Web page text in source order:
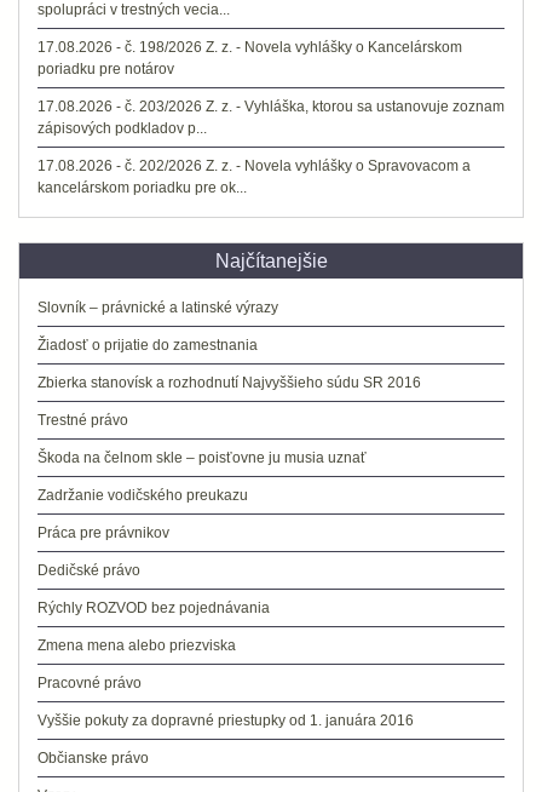
spolupráci v trestných vecia...
17.08.2026 - č. 198/2026 Z. z. - Novela vyhlášky o Kancelárskom
poriadku pre notárov
17.08.2026 - č. 203/2026 Z. z. - Vyhláška, ktorou sa ustanovuje zoznam
zápisových podkladov p...
17.08.2026 - č. 202/2026 Z. z. - Novela vyhlášky o Spravovacom a
kancelárskom poriadku pre ok...
Najčítanejšie
Slovník – právnické a latinské výrazy
Žiadosť o prijatie do zamestnania
Zbierka stanovísk a rozhodnutí Najvyššieho súdu SR 2016
Trestné právo
Škoda na čelnom skle – poisťovne ju musia uznať
Zadržanie vodičského preukazu
Práca pre právnikov
Dedičské právo
Rýchly ROZVOD bez pojednávania
Zmena mena alebo priezviska
Pracovné právo
Vyššie pokuty za dopravné priestupky od 1. januára 2016
Občianske právo